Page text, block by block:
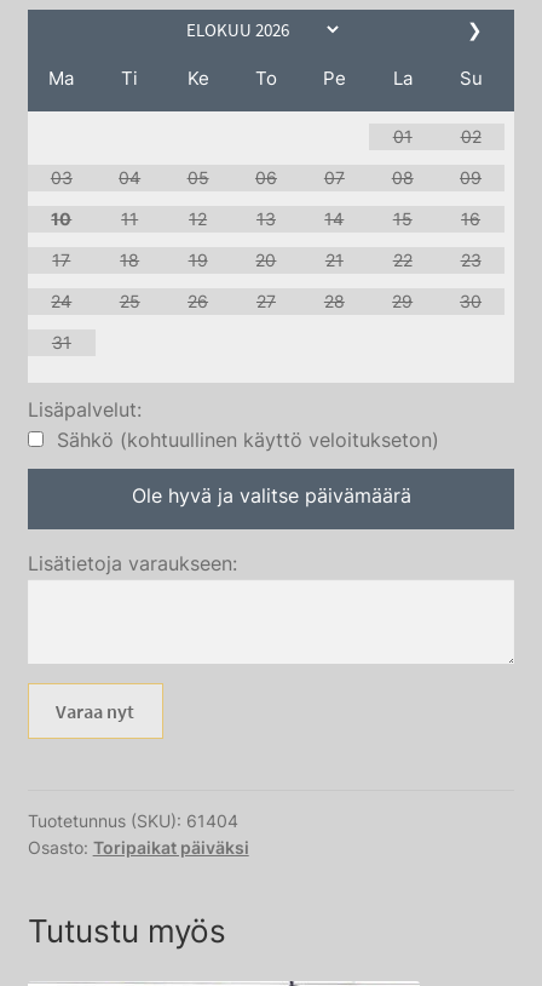
❯
Ma Ti Ke To Pe La Su
01
02
03
04 05 06 07 08
09
10
11 12 13 14 15
16
17
18 19 20 21 22
23
24
25 26 27 28 29
30
31
Lisäpalvelut:
Sähkö (kohtuullinen käyttö veloitukseton)
Ole hyvä ja valitse päivämäärä
Lisätietoja varaukseen:
Varaa nyt
Tuotetunnus (SKU): 61404
Osasto: Toripaikat päiväksi
Tutustu myös